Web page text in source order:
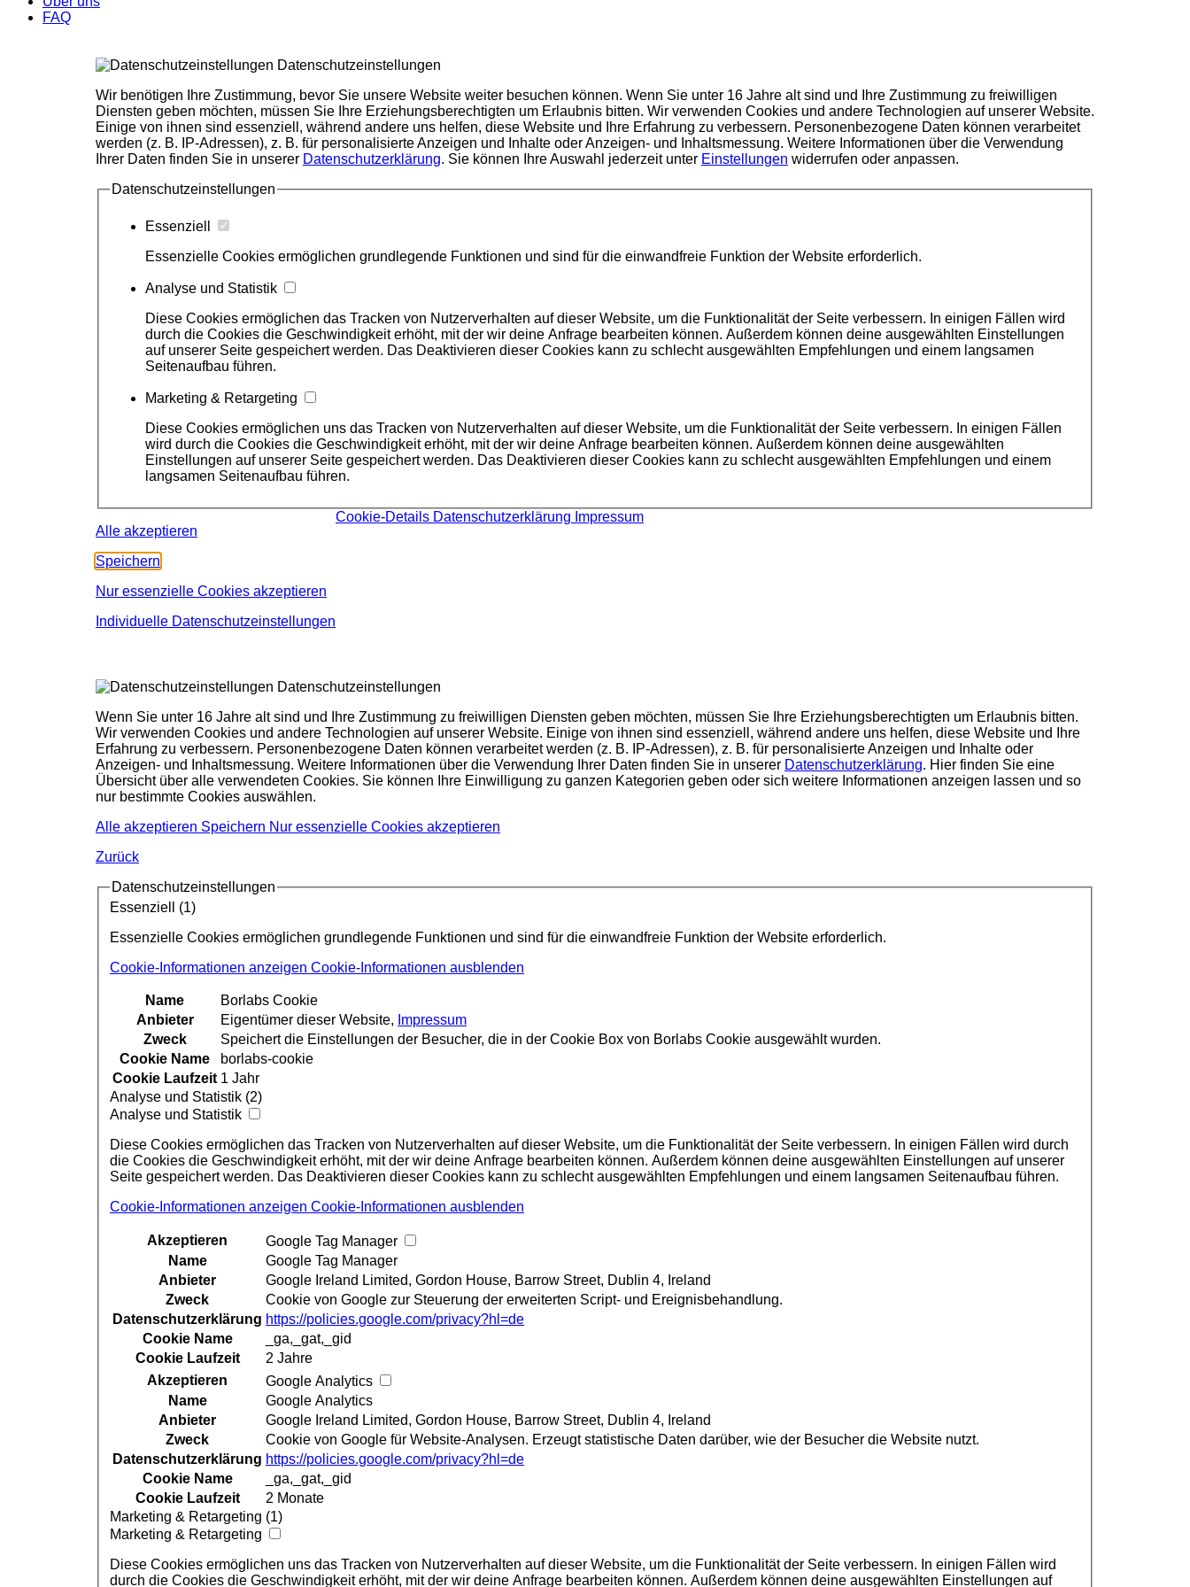
FAQ
Datenschutzeinstellungen
Wir benötigen Ihre Zustimmung, bevor Sie unsere Website weiter besuchen können. Wenn Sie unter 16 Jahre alt sind und Ihre Zustimmung zu freiwilligen
Diensten geben möchten, müssen Sie Ihre Erziehungsberechtigten um Erlaubnis bitten. Wir verwenden Cookies und andere Technologien auf unserer Website.
Einige von ihnen sind essenziell, während andere uns helfen, diese Website und Ihre Erfahrung zu verbessern. Personenbezogene Daten können verarbeitet
werden (z. B. IP-Adressen), z. B. für personalisierte Anzeigen und Inhalte oder Anzeigen- und Inhaltsmessung. Weitere Informationen über die Verwendung
Ihrer Daten finden Sie in unserer Datenschutzerklärung. Sie können Ihre Auswahl jederzeit unter Einstellungen widerrufen oder anpassen.
Datenschutzeinstellungen
Essenziell
Essenzielle Cookies ermöglichen grundlegende Funktionen und sind für die einwandfreie Funktion der Website erforderlich.
Analyse und Statistik
Diese Cookies ermöglichen das Tracken von Nutzerverhalten auf dieser Website, um die Funktionalität der Seite verbessern. In einigen Fällen wird
durch die Cookies die Geschwindigkeit erhöht, mit der wir deine Anfrage bearbeiten können. Außerdem können deine ausgewählten Einstellungen
auf unserer Seite gespeichert werden. Das Deaktivieren dieser Cookies kann zu schlecht ausgewählten Empfehlungen und einem langsamen
Seitenaufbau führen.
Marketing & Retargeting
Diese Cookies ermöglichen uns das Tracken von Nutzerverhalten auf dieser Website, um die Funktionalität der Seite verbessern. In einigen Fällen
wird durch die Cookies die Geschwindigkeit erhöht, mit der wir deine Anfrage bearbeiten können. Außerdem können deine ausgewählten
Einstellungen auf unserer Seite gespeichert werden. Das Deaktivieren dieser Cookies kann zu schlecht ausgewählten Empfehlungen und einem
langsamen Seitenaufbau führen.
Alle akzeptieren
Speichern
Nur essenzielle Cookies akzeptieren
Individuelle Datenschutzeinstellungen
Cookie-Details Datenschutzerklärung Impressum
Datenschutzeinstellungen
Wenn Sie unter 16 Jahre alt sind und Ihre Zustimmung zu freiwilligen Diensten geben möchten, müssen Sie Ihre Erziehungsberechtigten um Erlaubnis bitten.
Wir verwenden Cookies und andere Technologien auf unserer Website. Einige von ihnen sind essenziell, während andere uns helfen, diese Website und Ihre
Erfahrung zu verbessern. Personenbezogene Daten können verarbeitet werden (z. B. IP-Adressen), z. B. für personalisierte Anzeigen und Inhalte oder
Anzeigen- und Inhaltsmessung. Weitere Informationen über die Verwendung Ihrer Daten finden Sie in unserer Datenschutzerklärung. Hier finden Sie eine
Übersicht über alle verwendeten Cookies. Sie können Ihre Einwilligung zu ganzen Kategorien geben oder sich weitere Informationen anzeigen lassen und so
nur bestimmte Cookies auswählen.
Alle akzeptieren Speichern Nur essenzielle Cookies akzeptieren
Zurück
Datenschutzeinstellungen
Essenziell (1)
Essenzielle Cookies ermöglichen grundlegende Funktionen und sind für die einwandfreie Funktion der Website erforderlich.
Cookie-Informationen anzeigen Cookie-Informationen ausblenden
Name
Borlabs Cookie
Anbieter
Eigentümer dieser Website, Impressum
Zweck
Speichert die Einstellungen der Besucher, die in der Cookie Box von Borlabs Cookie ausgewählt wurden.
Cookie Name
borlabs-cookie
Cookie Laufzeit 1 Jahr
Analyse und Statistik (2)
Analyse und Statistik
Diese Cookies ermöglichen das Tracken von Nutzerverhalten auf dieser Website, um die Funktionalität der Seite verbessern. In einigen Fällen wird durch
die Cookies die Geschwindigkeit erhöht, mit der wir deine Anfrage bearbeiten können. Außerdem können deine ausgewählten Einstellungen auf unserer
Seite gespeichert werden. Das Deaktivieren dieser Cookies kann zu schlecht ausgewählten Empfehlungen und einem langsamen Seitenaufbau führen.
Cookie-Informationen anzeigen Cookie-Informationen ausblenden
Akzeptieren
Google Tag Manager
Name
Google Tag Manager
Anbieter
Google Ireland Limited, Gordon House, Barrow Street, Dublin 4, Ireland
Zweck
Cookie von Google zur Steuerung der erweiterten Script- und Ereignisbehandlung.
Datenschutzerklärung https://policies.google.com/privacy?hl=de
Cookie Name
_ga,_gat,_gid
Cookie Laufzeit
2 Jahre
Akzeptieren
Google Analytics
Name
Google Analytics
Anbieter
Google Ireland Limited, Gordon House, Barrow Street, Dublin 4, Ireland
Zweck
Cookie von Google für Website-Analysen. Erzeugt statistische Daten darüber, wie der Besucher die Website nutzt.
Datenschutzerklärung https://policies.google.com/privacy?hl=de
Cookie Name
_ga,_gat,_gid
Cookie Laufzeit
2 Monate
Marketing & Retargeting (1)
Marketing & Retargeting
Diese Cookies ermöglichen uns das Tracken von Nutzerverhalten auf dieser Website, um die Funktionalität der Seite verbessern. In einigen Fällen wird
durch die Cookies die Geschwindigkeit erhöht, mit der wir deine Anfrage bearbeiten können. Außerdem können deine ausgewählten Einstellungen auf